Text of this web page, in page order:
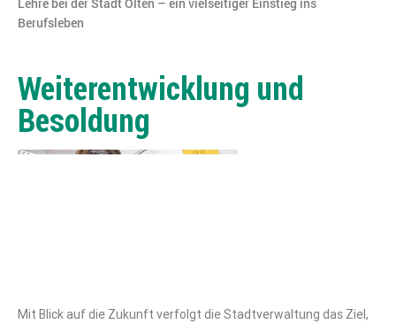
Berufsleben
Weiterentwicklung und
Besoldung
Mit Blick auf die Zukunft verfolgt die Stadtverwaltung das Ziel,